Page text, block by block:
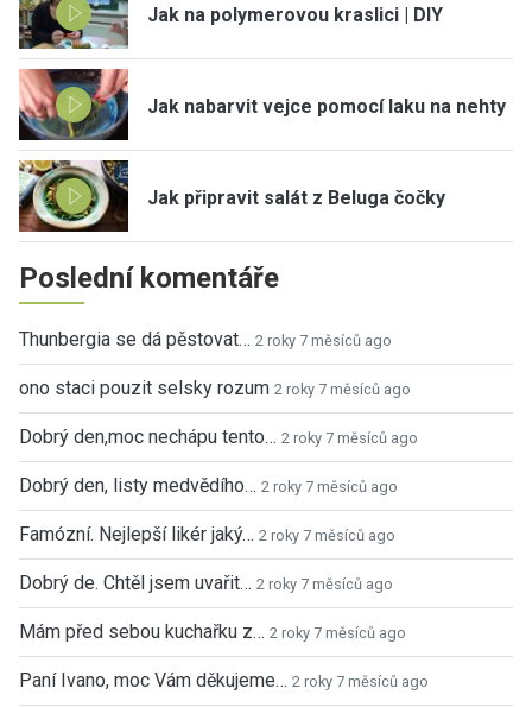
Jak na polymerovou kraslici | DIY
Jak nabarvit vejce pomocí laku na nehty
Jak připravit salát z Beluga čočky
Poslední komentáře
Thunbergia se dá pěstovat… 2 roky 7 měsíců ago
ono staci pouzit selsky rozum 2 roky 7 měsíců ago
Dobrý den,moc nechápu tento… 2 roky 7 měsíců ago
Dobrý den, listy medvědího… 2 roky 7 měsíců ago
Famózní. Nejlepší likér jaký… 2 roky 7 měsíců ago
Dobrý de. Chtěl jsem uvařit… 2 roky 7 měsíců ago
Mám před sebou kuchařku z… 2 roky 7 měsíců ago
Paní Ivano, moc Vám děkujeme… 2 roky 7 měsíců ago